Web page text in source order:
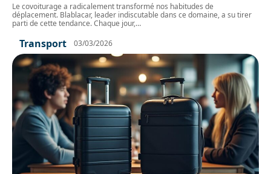
Le covoiturage a radicalement transformé nos habitudes de
déplacement. Blablacar, leader indiscutable dans ce domaine, a su tirer
parti de cette tendance. Chaque jour,…
Transport 03/03/2026